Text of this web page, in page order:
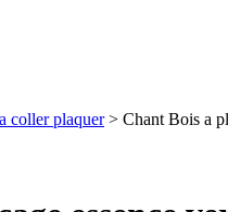
coller plaquer> Chant Bois a